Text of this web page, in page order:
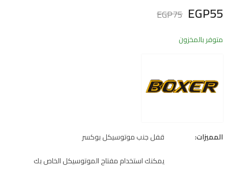
EGP55
EGP75
متوفر بالمخزون
المميزات:
قفل جنب موتوسيكل بوكسر
يمكنك استخدام مفتاح الموتوسيكل الخاص بك